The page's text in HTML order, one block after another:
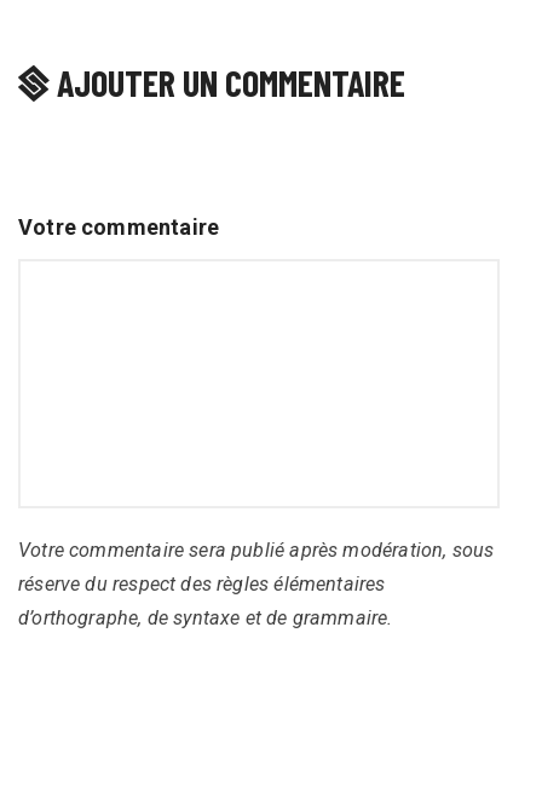
AJOUTER UN COMMENTAIRE
Votre commentaire
Votre commentaire sera publié après modération, sous
réserve du respect des règles élémentaires
d’orthographe, de syntaxe et de grammaire.